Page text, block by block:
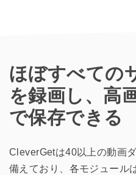
ほぼすべての
を録画し、高
で保存できる
CleverGetは40以上の動画
備えており、各モジュール